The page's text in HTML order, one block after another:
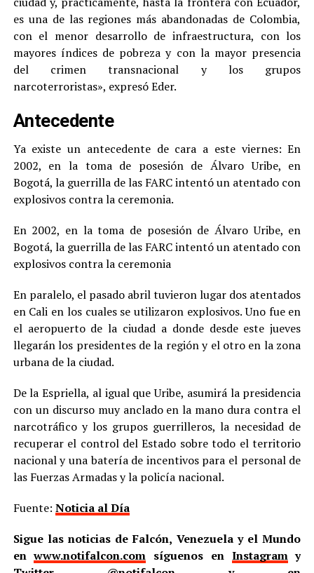
es una de las regiones más abandonadas de Colombia,
con el menor desarrollo de infraestructura, con los
mayores índices de pobreza y con la mayor presencia
del crimen transnacional y los grupos
narcoterroristas», expresó Eder.
Antecedente
Ya existe un antecedente de cara a este viernes: En
2002, en la toma de posesión de Álvaro Uribe, en
Bogotá, la guerrilla de las FARC intentó un atentado con
explosivos contra la ceremonia.
En 2002, en la toma de posesión de Álvaro Uribe, en
Bogotá, la guerrilla de las FARC intentó un atentado con
explosivos contra la ceremonia
En paralelo, el pasado abril tuvieron lugar dos atentados
en Cali en los cuales se utilizaron explosivos. Uno fue en
el aeropuerto de la ciudad a donde desde este jueves
llegarán los presidentes de la región y el otro en la zona
urbana de la ciudad.
De la Espriella, al igual que Uribe, asumirá la presidencia
con un discurso muy anclado en la mano dura contra el
narcotráfico y los grupos guerrilleros, la necesidad de
recuperar el control del Estado sobre todo el territorio
nacional y una batería de incentivos para el personal de
las Fuerzas Armadas y la policía nacional.
Fuente: Noticia al Día
Sigue las noticias de Falcón, Venezuela y el Mundo
enwww.notifalcon.com síguenos en Instagramy